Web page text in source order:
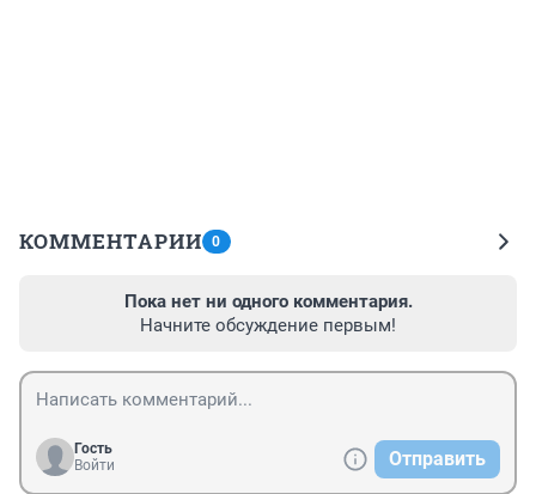
КОММЕНТАРИИ 0
Пока нет ни одного комментария.
Начните обсуждение первым!
Гость
Войти
Отправить